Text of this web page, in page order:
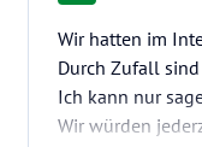
Wir hatten im
Durch Zufall
Ich kann nur
Wir würden